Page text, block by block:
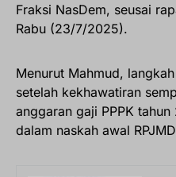
Fraksi NasDem, seusai
Rabu (23/7/2025).
Menurut Mahmud,
setelah kekhawatiran
anggaran gaji PPPK
dalam naskah awal